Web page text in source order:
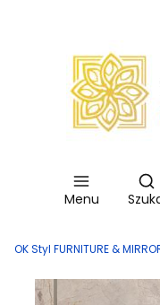
Menu
OK Styl FURNITURE &